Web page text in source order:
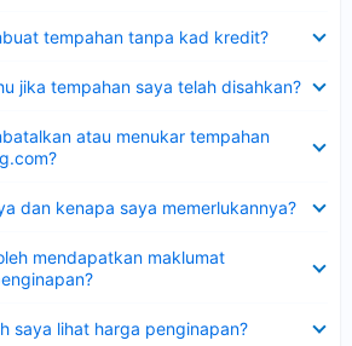
tempahan tanpa kad kredit?
jika tempahan saya telah disahkan?
atau menukar tempahan
dan kenapa saya memerlukannya?
mendapatkan maklumat
saya lihat harga penginapan?